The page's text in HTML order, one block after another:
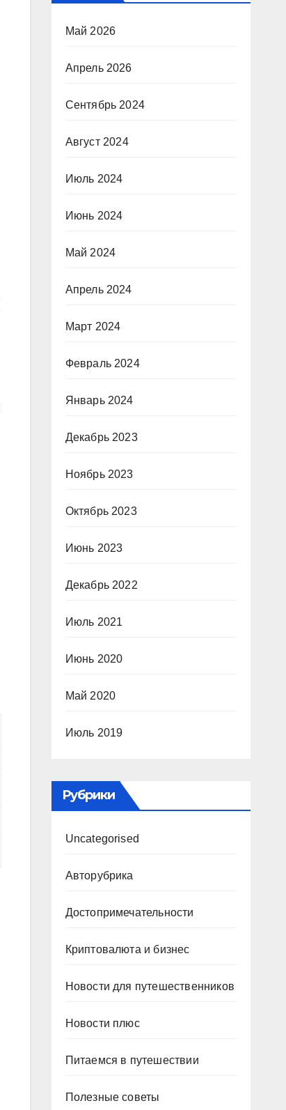
Май 2026
Апрель 2026
Сентябрь 2024
Август 2024
Июль 2024
Июнь 2024
Май 2024
Апрель 2024
Март 2024
Февраль 2024
Январь 2024
Декабрь 2023
Ноябрь 2023
Октябрь 2023
Июнь 2023
Декабрь 2022
Июль 2021
Июнь 2020
Май 2020
Июль 2019
Рубрики
Uncategorised
Авторубрика
Достопримечательности
Криптовалюта и бизнес
Новости для путешественников
Новости плюс
Питаемся в путешествии
Полезные советы